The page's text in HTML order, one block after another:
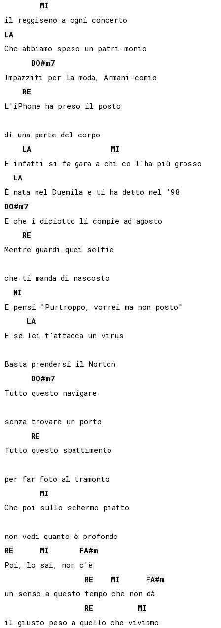
MI
LA
Che abbiamo speso un patri-monio
DO#m7
Impazziti per la moda, Armani-comio
RE
L'iPhone ha preso il posto
di una parte del corpo
LA
MI
E infatti si fa gara a chi ce l'ha più grosso
LA
DO#m7
E che i diciotto li compie ad agosto
RE
Mentre guardi quei selfie
che ti manda di nascosto
MI
E pensi "Purtroppo, vorrei ma non posto"
LA
E se lei t'attacca un virus
Basta prendersi il Norton
DO#m7
Tutto questo navigare
senza trovare un porto
RE
Tutto questo sbattimento
per far foto al tramonto
MI
Che poi sullo schermo piatto
RE
MI FA#m
Poi, lo sai, non c'è
RE
MI FA#m
un senso a questo tempo che non dà
RE
MI
il giusto peso a quello che viviamo